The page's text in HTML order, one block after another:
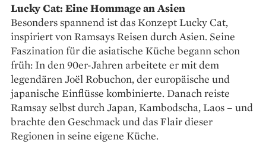
Lucky Cat: Eine Hommage an Asien
Besonders spannend ist das Konzept Lucky Cat,
inspiriert von Ramsays Reisen durch Asien. Seine
Faszination für die asiatische Küche begann schon
früh: In den 90er-Jahren arbeitete er mit dem
legendären Joël Robuchon, der europäische und
japanische Einflüsse kombinierte. Danach reiste
Ramsay selbst durch Japan, Kambodscha, Laos – und
brachte den Geschmack und das Flair dieser
Regionen in seine eigene Küche.